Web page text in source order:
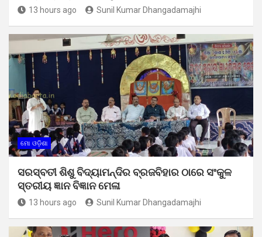
13 hours ago Sunil Kumar Dhangadamajhi
ମୋ ଓଡ଼ିଶା
ସରସ୍ବତୀ ଶିଶୁ ବିଦ୍ୟାମନ୍ଦିର ବ୍ରଜବିହାର ଠାରେ ସଂକୁଳ
ସ୍ତରୀୟ ଜ୍ଞାନ ବିଜ୍ଞାନ ମେଳା
13 hours ago Sunil Kumar Dhangadamajhi